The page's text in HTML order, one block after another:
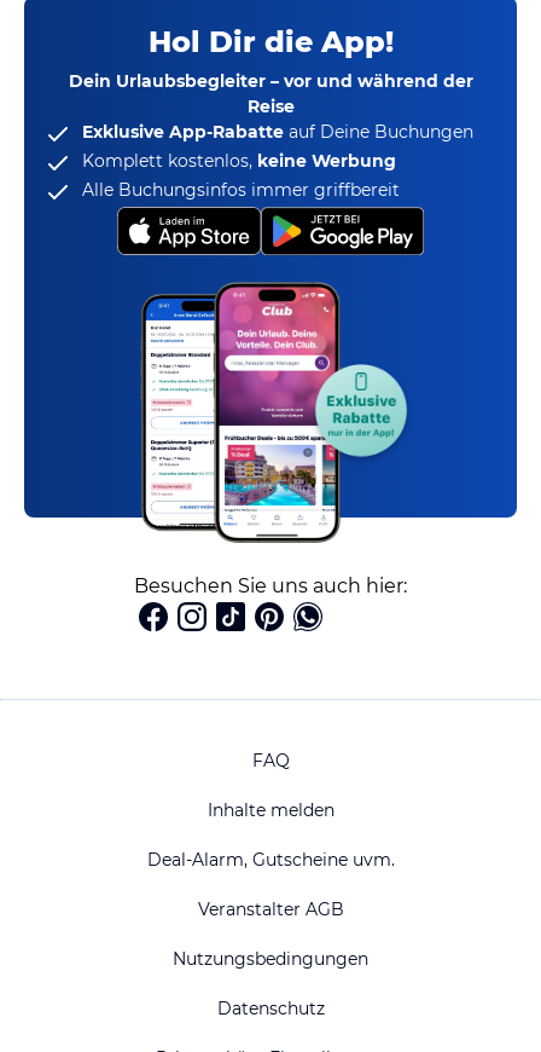
Hol Dir die App!
Dein Urlaubsbegleiter – vor und während der
Reise
Exklusive App-Rabatte auf Deine Buchungen
Komplett kostenlos, keine Werbung
Alle Buchungsinfos immer griffbereit
Besuchen Sie uns auch hier:
FAQ
Inhalte melden
Deal-Alarm, Gutscheine uvm.
Veranstalter AGB
Nutzungsbedingungen
Datenschutz